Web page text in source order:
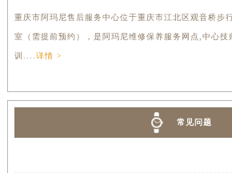
重庆市阿玛尼售后服务中心位于重庆市江北区观音桥步
室（需提前预约），是阿玛尼维修保养服务网点,中心技
训.... 详情 >
常见问题